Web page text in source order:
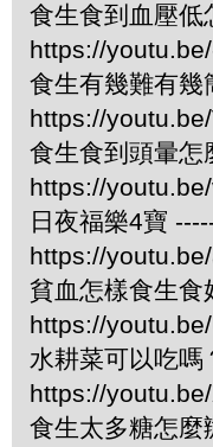
食生食到血壓
https://
食生有幾難有
https://
食生食到頭暈怎
https://
日夜福樂4寶
https://
貧血怎樣食生食
https://
水耕菜可以吃
https://
食生太多糖怎